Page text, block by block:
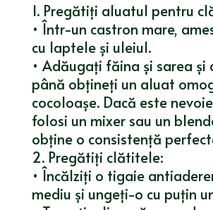
1. Pregătiți aluatul pentru
• Într-un castron mare,
cu laptele și uleiul.
• Adăugați făina și sarea și
până obțineți un aluat
cocoloașe. Dacă este
folosi un mixer sau un
obține o consistență
2. Pregătiți clătitele:
• Încălziți o tigaie
mediu și ungeți-o cu puțin